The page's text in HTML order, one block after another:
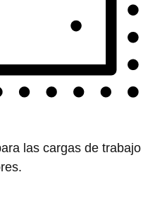
las cargas de trabajo